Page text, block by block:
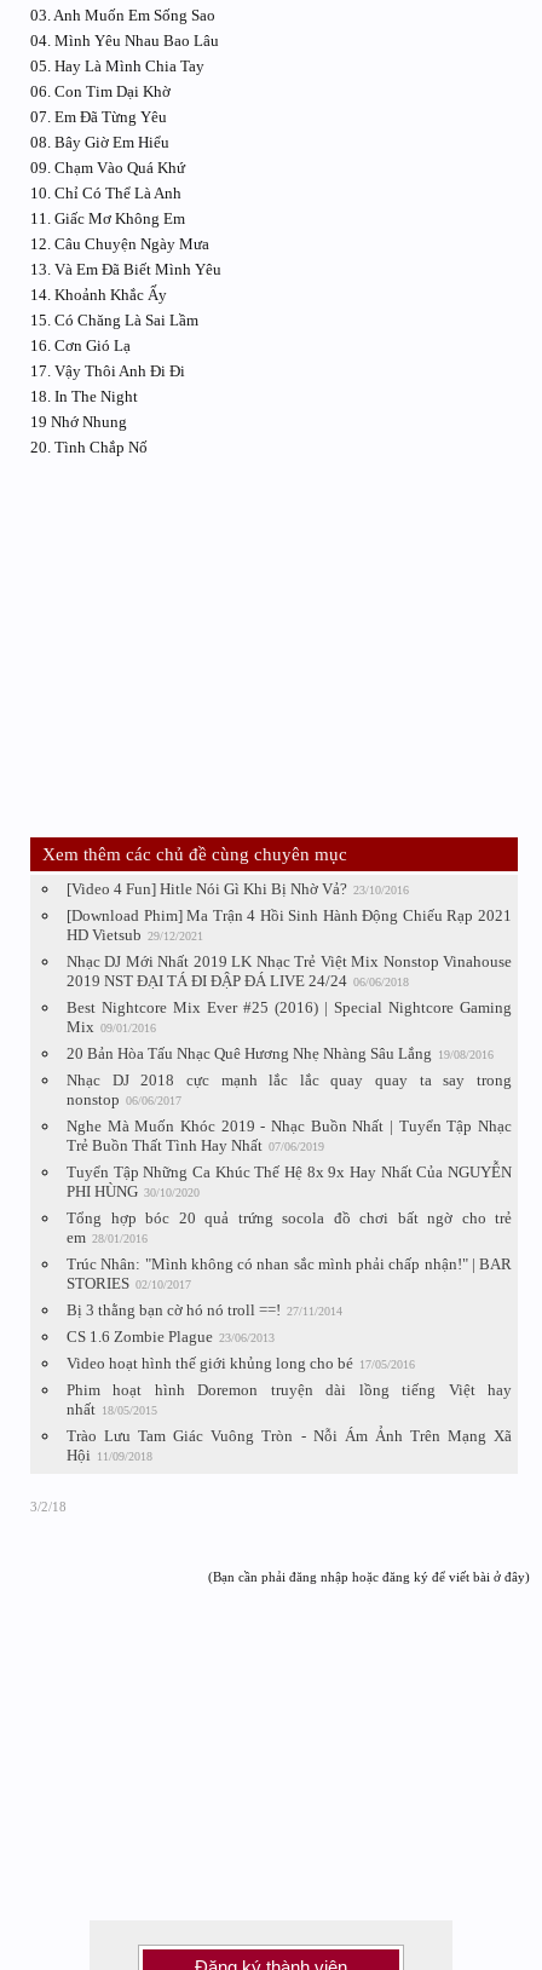
03. Anh Muốn Em Sống Sao
04. Mình Yêu Nhau Bao Lâu
05. Hay Là Mình Chia Tay
06. Con Tim Dại Khờ
07. Em Đã Từng Yêu
08. Bây Giờ Em Hiểu
09. Chạm Vào Quá Khứ
10. Chỉ Có Thể Là Anh
11. Giấc Mơ Không Em
12. Câu Chuyện Ngày Mưa
13. Và Em Đã Biết Mình Yêu
14. Khoảnh Khắc Ấy
15. Có Chăng Là Sai Lầm
16. Cơn Gió Lạ
17. Vậy Thôi Anh Đi Đi
18. In The Night
19 Nhớ Nhung
20. Tình Chắp Nố
Xem thêm các chủ đề cùng chuyên mục
[Video 4 Fun] Hitle Nói Gì Khi Bị Nhờ Vả? 23/10/2016
[Download Phim] Ma Trận 4 Hồi Sinh Hành Động Chiếu Rạp 2021
HD Vietsub 29/12/2021
Nhạc DJ Mới Nhất 2019 LK Nhạc Trẻ Việt Mix Nonstop Vinahouse
2019 NST ĐẠI TÁ ĐI ĐẬP ĐÁ LIVE 24/24 06/06/2018
Best Nightcore Mix Ever #25 (2016) | Special Nightcore Gaming
Mix 09/01/2016
20 Bản Hòa Tấu Nhạc Quê Hương Nhẹ Nhàng Sâu Lắng 19/08/2016
Nhạc DJ 2018 cực mạnh lắc lắc quay quay ta say trong
nonstop 06/06/2017
Nghe Mà Muốn Khóc 2019 - Nhạc Buồn Nhất | Tuyển Tập Nhạc
Trẻ Buồn Thất Tình Hay Nhất 07/06/2019
Tuyển Tập Những Ca Khúc Thế Hệ 8x 9x Hay Nhất Của NGUYỄN
PHI HÙNG 30/10/2020
Tổng hợp bóc 20 quả trứng socola đồ chơi bất ngờ cho trẻ
em 28/01/2016
Trúc Nhân: "Mình không có nhan sắc mình phải chấp nhận!" | BAR
STORIES 02/10/2017
Bị 3 thằng bạn cờ hó nó troll ==! 27/11/2014
CS 1.6 Zombie Plague 23/06/2013
Video hoạt hình thế giới khủng long cho bé 17/05/2016
Phim hoạt hình Doremon truyện dài lồng tiếng Việt hay
nhất 18/05/2015
Trào Lưu Tam Giác Vuông Tròn - Nỗi Ám Ảnh Trên Mạng Xã
Hội
11/09/2018
3/2/18
(Bạn cần phải đăng nhập hoặc đăng ký để viết bài ở đây)